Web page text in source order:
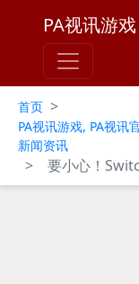
PA视讯游
首页 >
PA视讯游戏, PA视讯
新闻资讯
> 要小心！